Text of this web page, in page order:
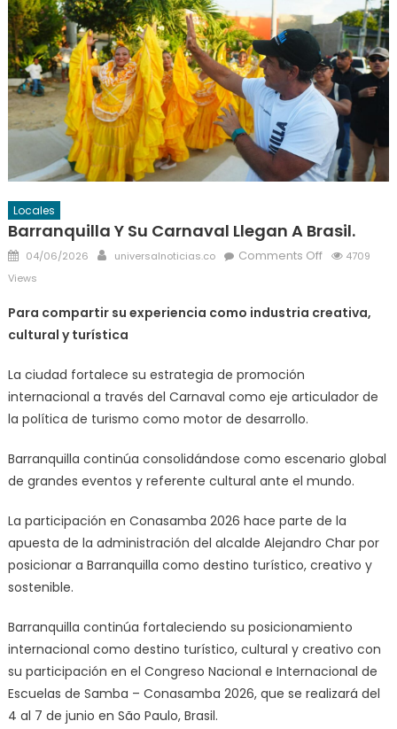
Locales
Barranquilla Y Su Carnaval Llegan A Brasil.
Posted
on
04/06/2026 Author
universalnoticias.co Comments Offon
su
Brasil.
4709
Views
Para compartir su experiencia como industria creativa,
cultural y turística
La ciudad fortalece su estrategia de promoción
internacional a través del Carnaval como eje articulador de
la política de turismo como motor de desarrollo.
Barranquilla continúa consolidándose como escenario global
de grandes eventos y referente cultural ante el mundo.
La participación en Conasamba 2026 hace parte de la
apuesta de la administración del alcalde Alejandro Char por
posicionar a Barranquilla como destino turístico, creativo y
sostenible.
Barranquilla continúa fortaleciendo su posicionamiento
internacional como destino turístico, cultural y creativo con
su participación en el Congreso Nacional e Internacional de
Escuelas de Samba – Conasamba 2026, que se realizará del
4 al 7 de junio en São Paulo, Brasil.